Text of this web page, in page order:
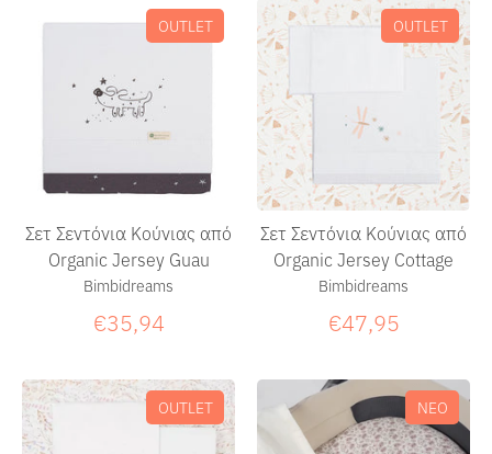
Σετ Σεντόνια Κούνιας από
Organic Jersey Guau
Bimbidreams
€35,94
OUTLET
Σετ Σεντόνια Κούνιας από
Organic Jersey Cottage
Bimbidreams
€47,95
OUTLET
OUTLET ΝΕΟ